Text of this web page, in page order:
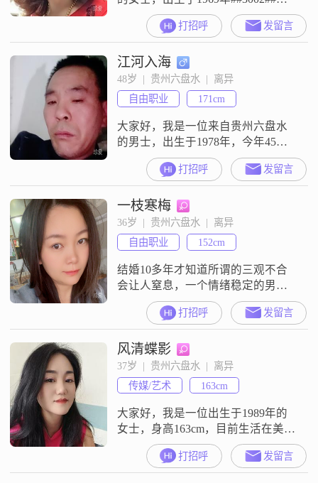
然我的身高只有153cm，但我相信，
身高并不是衡量一个人的全部标准
##3002##我每月的收入在3001到
5000元之间，虽然不算特别高，但
足以让我过上稳定而舒适的生活
##3002##我学历不高，只有高中及
以下，但我始终坚信，生活经验和
智慧比书本知
打招呼 发留言
江河入海
48岁  |  贵州六盘水  |  离异
自由职业
171cm
大家好，我是一位来自贵州六盘水
的男士，出生于1978年，今年45岁
##3002##我的身高是171厘米，虽然
不算特别高，但我相信身高并不是
最重要的，人品和责任心才是关键
##3002##我的月收入在3001到5000
元之间，虽然不算富裕，但也能保
证基本的生活需求##3002##我是一
个稳重可靠的人，做事踏实，不喜
欢浮夸#
打招呼 发留言
一枝寒梅
36岁  |  贵州六盘水  |  离异
自由职业
152cm
结婚10多年才知道所谓的三观不合
会让人窒息，一个情绪稳定的男人
是多么的难得
打招呼 发留言
风清蝶影
37岁  |  贵州六盘水  |  离异
传媒/艺术
163cm
大家好，我是一位出生于1989年的
女士，身高163cm，目前生活在美丽
的六盘水##3002##我的月收入在
8001到12000元之间，虽然学历是高
中及以下，但我一直保持着积极向
打招呼 发留言